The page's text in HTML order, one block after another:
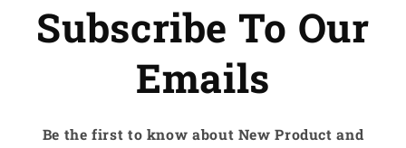
Subscribe To Our
Emails
Be the first to know about New Product and